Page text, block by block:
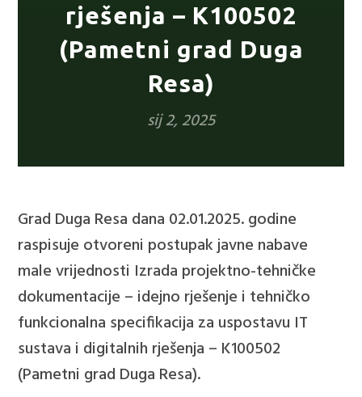
rješenja – K100502
(Pametni grad Duga
Resa)
sij 2, 2025
Grad Duga Resa dana 02.01.2025. godine
raspisuje otvoreni postupak javne nabave
male vrijednosti Izrada projektno-tehničke
dokumentacije – idejno rješenje i tehničko
funkcionalna specifikacija za uspostavu IT
sustava i digitalnih rješenja – K100502
(Pametni grad Duga Resa).